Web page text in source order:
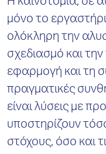
Η καινοτομία, σε
μόνο το
ολόκληρη την
σχεδιασμό και
εφαρμογή και τη
πραγματικές
είναι λύσεις με
υποστηρίζουν
στόχους, όσο και